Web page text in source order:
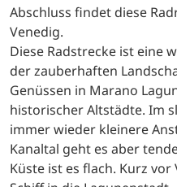
del Friuli nach Udine, wo
authentischen
Über die Festungsanlage
Richtung Meer in das
Lagunare und weiter nach
Urlaubsort an der
Abschluss findet diese
Venedig.
Diese Radstrecke ist eine